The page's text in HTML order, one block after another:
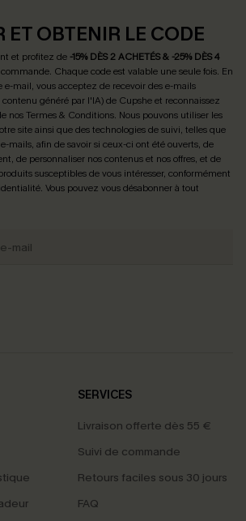
ET OBTENIR LE CODE
et profitez de -15% DÈS 2 ACHETÉS & -25% DÈS 4
Chaque code est valable une seule fois. En
e-mail, vous acceptez de recevoir des e-mails
généré par l'IA) de Cupshe et reconnaissez
nosTermes & Conditions. Nous pouvons utiliser les
site ainsi que des technologies de suivi, telles que
mails, afin de savoir si ceux-ci ont été ouverts, de
de personnaliser nos contenus et nos offres, et de
susceptibles de vous intéresser, conformément
. Vous pouvez vous désabonner à tout
SERVICES
Livraison offerte dès 55 €
Suivi de commande
Retours faciles sous 30 jours
FAQ